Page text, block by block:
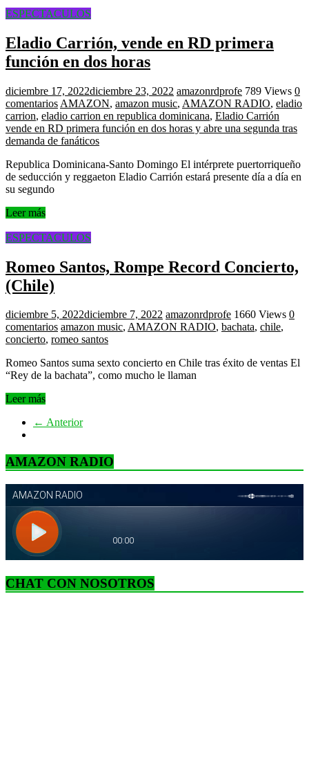
ESPECTACULOS
Eladio Carrión, vende en RD primera
función en dos horas
diciembre 17, 2022diciembre 23, 2022 amazonrdprofe 789 Views 0
comentarios AMAZON, amazon music, AMAZON RADIO, eladio
carrion, eladio carrion en republica dominicana, Eladio Carrión
vende en RD primera función en dos horas y abre una segunda tras
demanda de fanáticos
Republica Dominicana-Santo Domingo El intérprete puertorriqueño
de seducción y reggaeton Eladio Carrión estará presente día a día en
su segundo
Leer más
ESPECTACULOS
Romeo Santos, Rompe Record Concierto,
(Chile)
diciembre 5, 2022diciembre 7, 2022 amazonrdprofe 1660 Views 0
comentarios amazon music, AMAZON RADIO, bachata, chile,
concierto, romeo santos
Romeo Santos suma sexto concierto en Chile tras éxito de ventas El
“Rey de la bachata”, como mucho le llaman
Leer más
← Anterior
AMAZON RADIO
CHAT CON NOSOTROS